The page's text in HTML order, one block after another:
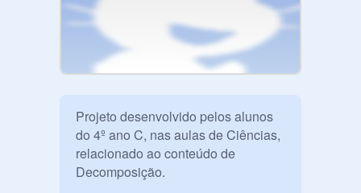
Projeto desenvolvido pelos alunos
do 4º ano C, nas aulas de Ciências,
relacionado ao conteúdo de
Decomposição.